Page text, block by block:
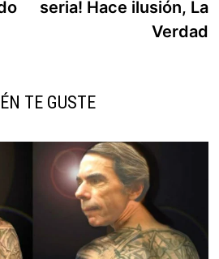
seria! Hace ilusión, La
Verdad
TE GUSTE